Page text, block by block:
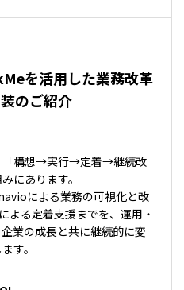
を活用した業務改革
のご紹介
「構想→実行→定着→継続改
にあります。
による業務の可視化と改
よる定着支援までを、運用・
業の成長と共に継続的に変
す。